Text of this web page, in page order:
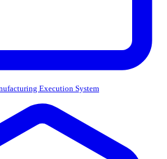
Execution System